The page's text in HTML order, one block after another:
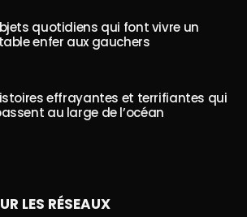
quotidiens qui font vivre un
enfer aux gauchers
effrayantes et terrifiantes qui
au large de l’océan
LES RÉSEAUX